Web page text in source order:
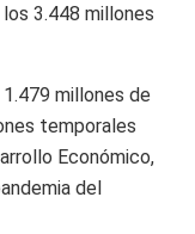
3.448 millones
millones de
temporales
Económico,
del